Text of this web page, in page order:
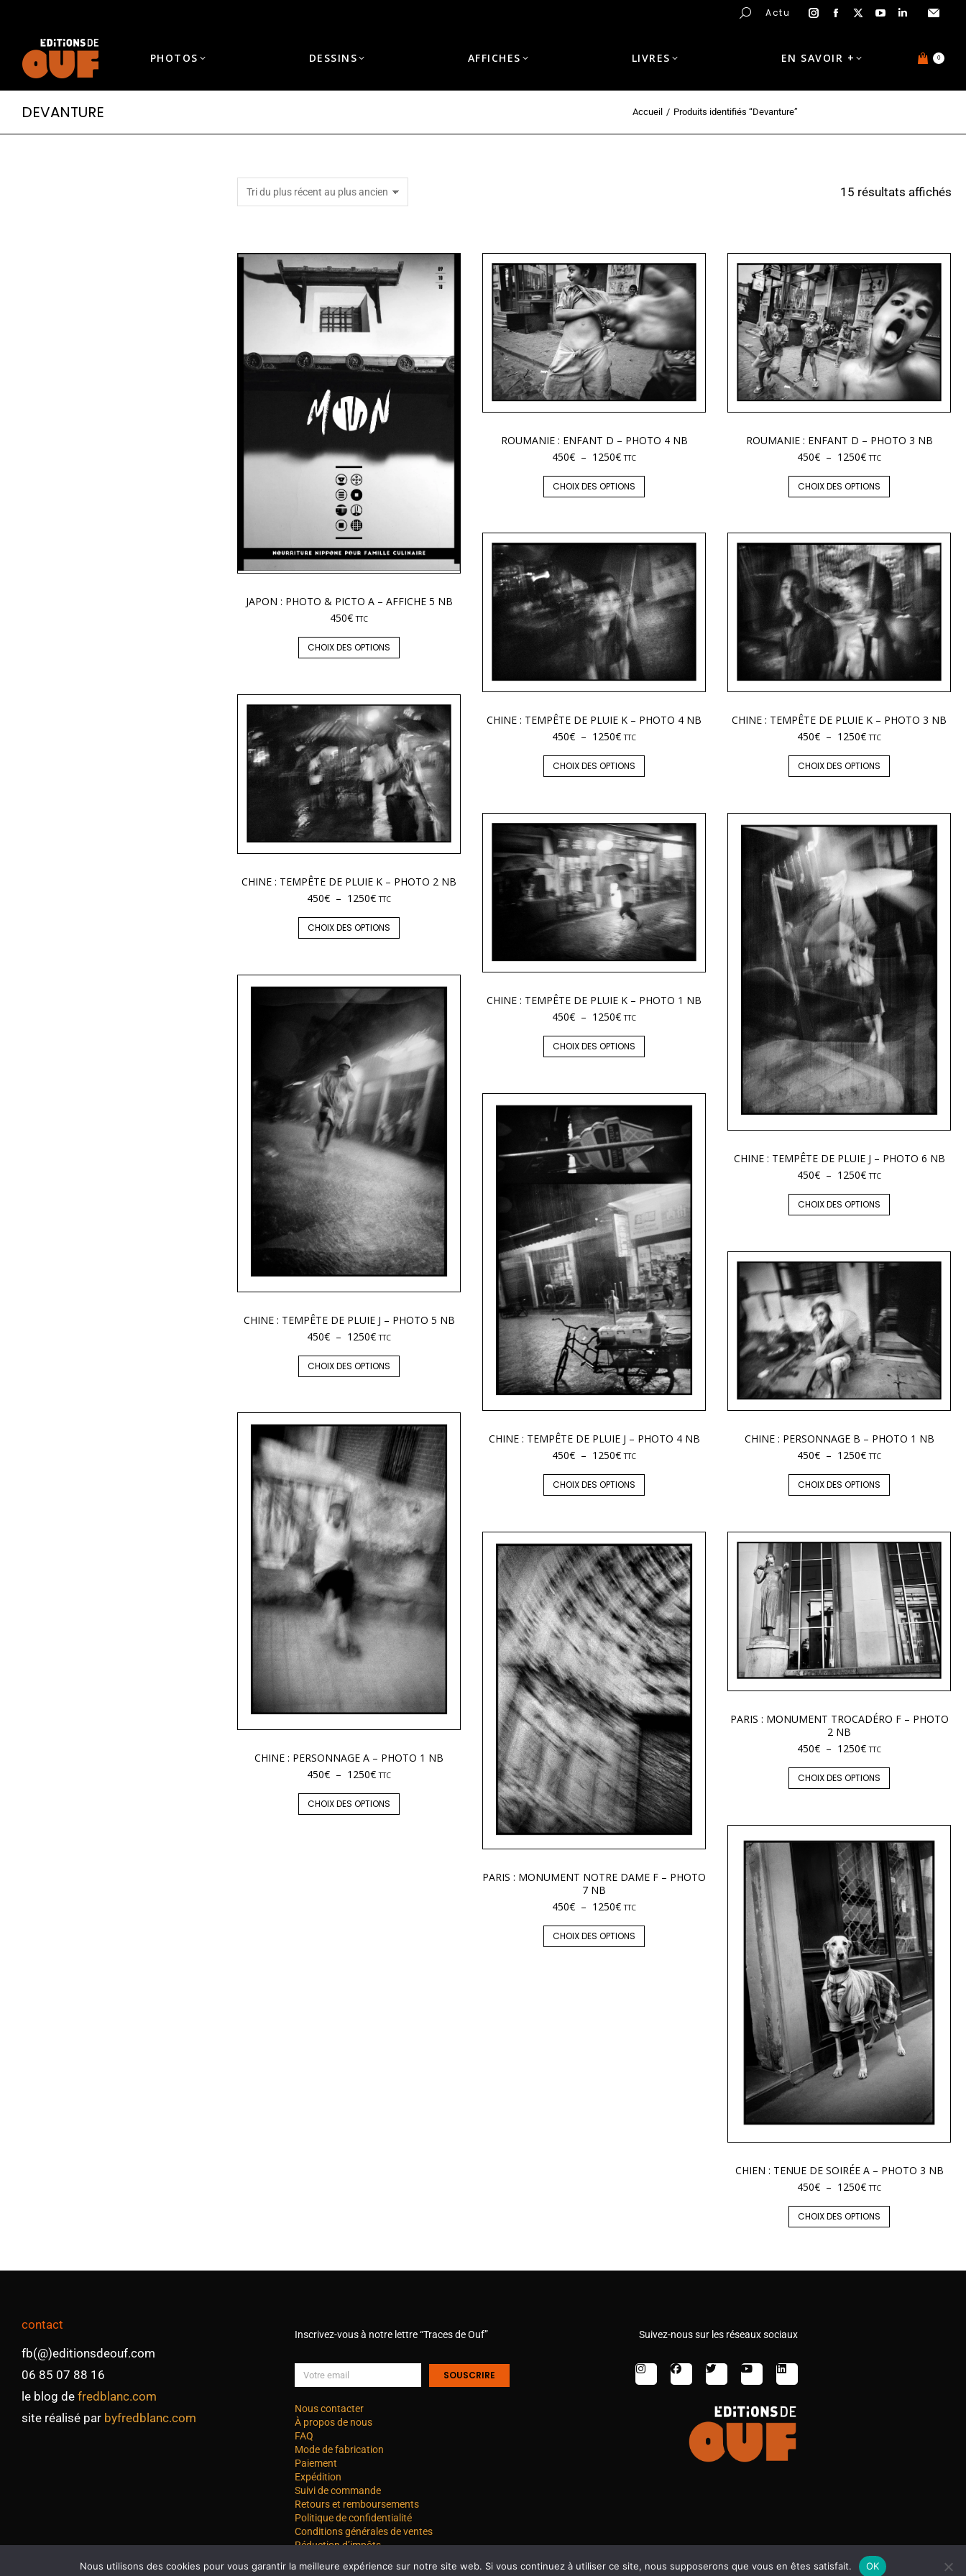
Actu
PHOTOS DESSINS AFFICHES LIVRES EN SAVOIR + 0
DEVANTURE Accueil Produits identifiés “Devanture”
15 résultats affichés
JAPON : PHOTO & PICTO A – AFFICHE 5 NB
450€ TTC
CHOIX DES OPTIONS
ROUMANIE : ENFANT D – PHOTO 4 NB
450€ – 1250€ TTC
CHOIX DES OPTIONS
ROUMANIE : ENFANT D – PHOTO 3 NB
450€ – 1250€ TTC
CHOIX DES OPTIONS
CHINE : TEMPÊTE DE PLUIE K – PHOTO 4 NB
450€ – 1250€ TTC
CHOIX DES OPTIONS
CHINE : TEMPÊTE DE PLUIE K – PHOTO 3 NB
450€ – 1250€ TTC
CHOIX DES OPTIONS
CHINE : TEMPÊTE DE PLUIE K – PHOTO 2 NB
450€ – 1250€ TTC
CHOIX DES OPTIONS
CHINE : TEMPÊTE DE PLUIE K – PHOTO 1 NB
450€ – 1250€ TTC
CHOIX DES OPTIONS
CHINE : TEMPÊTE DE PLUIE J – PHOTO 6 NB
450€ – 1250€ TTC
CHOIX DES OPTIONS
CHINE : TEMPÊTE DE PLUIE J – PHOTO 5 NB
450€ – 1250€ TTC
CHOIX DES OPTIONS
CHINE : TEMPÊTE DE PLUIE J – PHOTO 4 NB
450€ – 1250€ TTC
CHOIX DES OPTIONS
CHINE : PERSONNAGE B – PHOTO 1 NB
450€ – 1250€ TTC
CHOIX DES OPTIONS
CHINE : PERSONNAGE A – PHOTO 1 NB
450€ – 1250€ TTC
CHOIX DES OPTIONS
PARIS : MONUMENT NOTRE DAME F – PHOTO
7 NB
450€ – 1250€ TTC
CHOIX DES OPTIONS
PARIS : MONUMENT TROCADÉRO F – PHOTO
2 NB
450€ – 1250€ TTC
CHOIX DES OPTIONS
CHIEN : TENUE DE SOIRÉE A – PHOTO 3 NB
450€ – 1250€ TTC
CHOIX DES OPTIONS
contact
fb(@)editionsdeouf.com
06 85 07 88 16
le blog de fredblanc.com
site réalisé par byfredblanc.com
Inscrivez-vous à notre lettre “Traces de Ouf”
SOUSCRIRE
Nous contacter
À propos de nous
FAQ
Mode de fabrication
Paiement
Expédition
Suivi de commande
Retours et remboursements
Politique de confidentialité
Conditions générales de ventes
Réduction d’impôts
Suivez-nous sur les réseaux sociaux
Nous utilisons des cookies pour vous garantir la meilleure expérience sur notre site web. Si vous continuez à utiliser ce site, nous supposerons que vous en êtes satisfait. OK